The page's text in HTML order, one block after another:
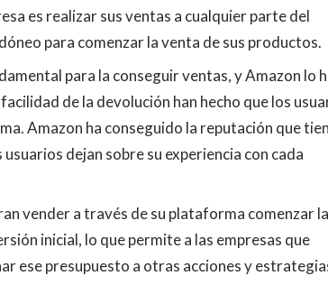
es realizar sus ventas a cualquier parte del
para comenzar la venta de sus productos.
para la conseguir ventas, y Amazon lo
de la devolución han hecho que los
Amazon ha conseguido la reputación que
dejan sobre su experiencia con cada
vender a través de su plataforma comenzar la
inicial, lo que permite a las empresas que
ese presupuesto a otras acciones y